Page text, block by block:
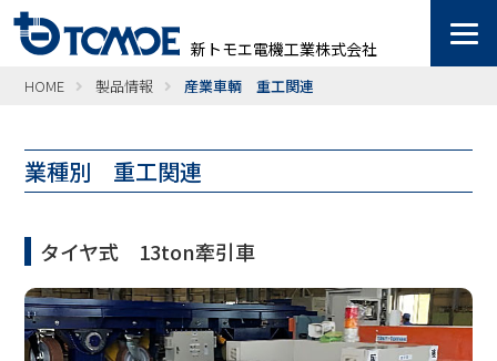
新トモエ電機工業株式会社
HOME 製品情報 産業車輌 重工関連
業種別 重工関連
タイヤ式 13ton牽引車